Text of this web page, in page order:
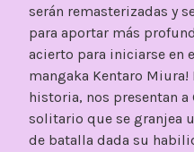
serán remasterizadas y
para aportar más
acierto para iniciarse en
mangaka Kentaro Miura!
historia, nos presentan
solitario que se granjea
de batalla dada su